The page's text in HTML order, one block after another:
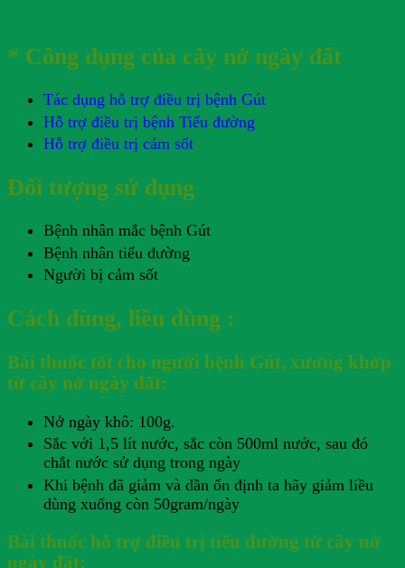
* Công dụng của cây nở ngày đất
Tác dụng hỗ trợ điều trị bệnh Gút
Hỗ trợ điều trị bệnh Tiểu đường
Hỗ trợ điều trị cảm sốt
Đối tượng sử dụng
Bệnh nhân mắc bệnh Gút
Bệnh nhân tiểu đường
Người bị cảm sốt
Cách dùng, liều dùng :
Bài thuốc tốt cho người bệnh Gút, xương khớp
từ cây nở ngày đất:
Nở ngày khô: 100g.
Sắc với 1,5 lít nước, sắc còn 500ml nước, sau đó
chắt nước sử dụng trong ngày
Khi bệnh đã giảm và dần ổn định ta hãy giảm liều
dùng xuống còn 50gram/ngày
Bài thuốc hỗ trợ điều trị tiểu đường từ cây nở
ngày đất: